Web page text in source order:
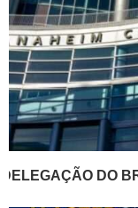
DELEGAÇÃO DO